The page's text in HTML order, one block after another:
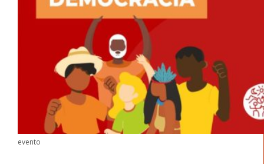
evento